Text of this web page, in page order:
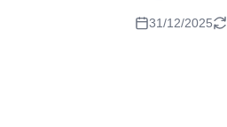
31/12/2025